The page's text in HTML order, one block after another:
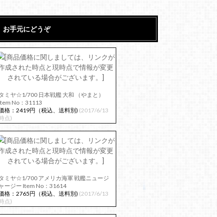
お手元にどうぞ
ミヤ☆1/700 日本戦艦 大和 （やまと）
No：31113
格：2419円（税込、送料別) (2017/6/13
点)
ミヤ☆1/700 アメリカ海軍 戦艦ニュージ
ージー Item No：31614
格：2765円（税込、送料別) (2017/6/13
点)